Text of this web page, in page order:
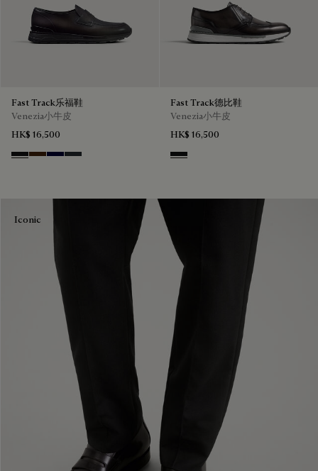
Fast Track乐福鞋
Venezia小牛皮
HK$ 16,500
Nero Grigio
Marrone Intenso
Nero BluNero Fume
Fast Track德比鞋
Venezia小牛皮
HK$ 16,500
Nero Grigio
Iconic